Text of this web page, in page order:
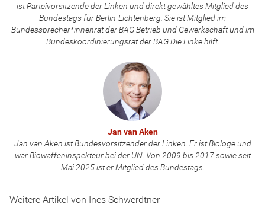
ist Parteivorsitzende der Linken und direkt gewähltes Mitglied des
Bundestags für Berlin-Lichtenberg. Sie ist Mitglied im
Bundessprecher*innenrat der BAG Betrieb und Gewerkschaft und im
Bundeskoordinierungsrat der BAG Die Linke hilft.
Jan van Aken
Jan van Aken ist Bundesvorsitzender der Linken. Er ist Biologe und
war Biowaffeninspekteur bei der UN. Von 2009 bis 2017 sowie seit
Mai 2025 ist er Mitglied des Bundestags.
Weitere Artikel von Ines Schwerdtner